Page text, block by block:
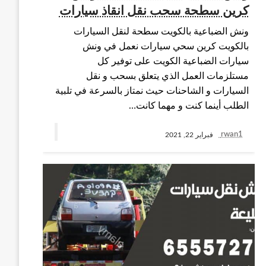
كرين سطحة سحب نقل انقاذ سيارات
ونش الضباعية بالكويت سطحة لنقل السيارات
بالكويت كرين سحي سيارات نعمل في ونش
سيارات الضباعية الكويت على توفير كل
مستلزمات العمل الذي يتعلق بسحب و نقل
السيارات و الشاحنات حيث نمتاز بالسرعة في تلبية
الطلب أينما كنت و مهما كانت…
rwan1 فبراير 22, 2021